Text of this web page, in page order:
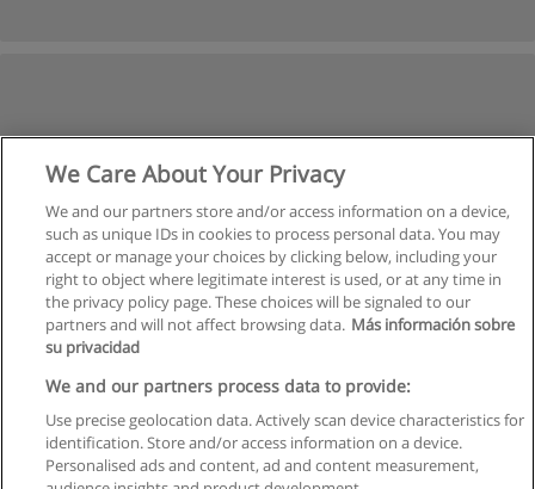
Regulamin
We Care About Your Privacy
We and our partners store and/or access information on a device,
such as unique IDs in cookies to process personal data. You may
accept or manage your choices by clicking below, including your
right to object where legitimate interest is used, or at any time in
the privacy policy page. These choices will be signaled to our
partners and will not affect browsing data. Más información sobre
su privacidad
We and our partners process data to provide:
Use precise geolocation data. Actively scan device characteristics for
identification. Store and/or access information on a device.
Personalised ads and content, ad and content measurement,